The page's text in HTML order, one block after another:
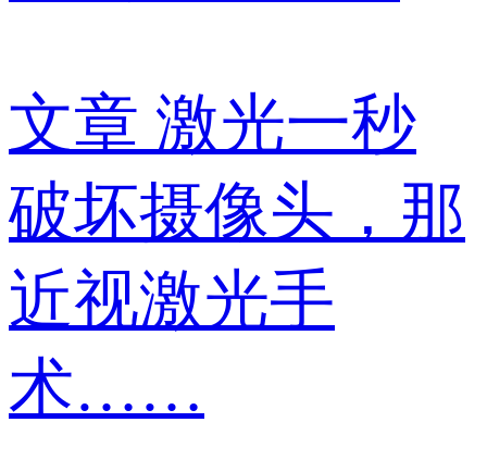
文章 激光一秒
破坏摄像头，那
近视激光手
术……